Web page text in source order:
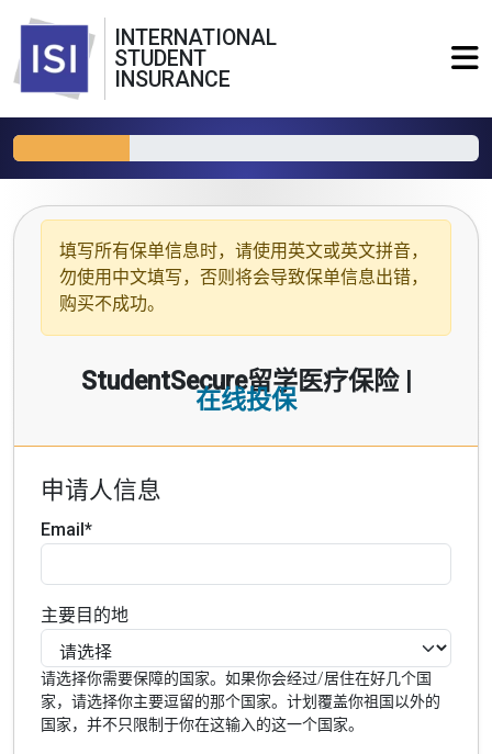
INTERNATIONAL
STUDENT
INSURANCE
填写所有保单信息时，请使用 英文或英文拼音，
勿使用中文填写，否则将会导致保单信息出错，
购买不成功。
StudentSecure留学医疗保险 |
在线投保
申请人信息
Email*
主要目的地
请选择你需要保障的国家。如果你会经过/居住在好几个国
家，请选择你主要逗留的那个国家。计划覆盖你祖国以外的
国家，并不只限制于你在这输入的这一个国家。